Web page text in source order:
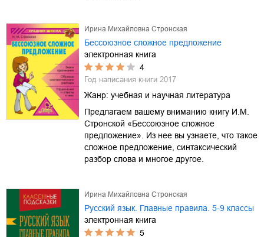
Ирина Михайловна Стронская
Бессоюзное сложное предложение
электронная книга
4
Год написания книги 2017
Жанр: учебная и научная литература
Предлагаем вашему вниманию книгу И.М.
Стронской «Бессоюзное сложное
предложение». Из нее вы узнаете, что такое
сложное предложение, синтаксический
разбор слова и многое другое.
Ирина Михайловна Стронская
Русский язык. Главные правила. 5-9 классы
электронная книга
5